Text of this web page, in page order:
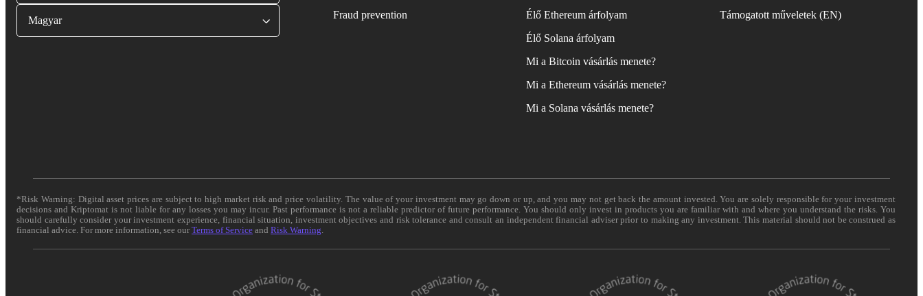
Magyar
Fraud prevention
Élő Ethereum árfolyam
Élő Solana árfolyam
Mi a Bitcoin vásárlás menete?
Mi a Ethereum vásárlás menete?
Mi a Solana vásárlás menete?
Támogatott műveletek (EN)
*Risk Warning: Digital asset prices are subject to high market risk and price volatility. The value of your investment may go down or up, and you may not get back the amount invested. You are solely responsible for your investment
decisions and Kriptomat is not liable for any losses you may incur. Past performance is not a reliable predictor of future performance. You should only invest in products you are familiar with and where you understand the risks. You
should carefully consider your investment experience, financial situation, investment objectives and risk tolerance and consult an independent financial adviser prior to making any investment. This material should not be construed as
financial advice. For more information, see ourTerms of Service and Risk Warning